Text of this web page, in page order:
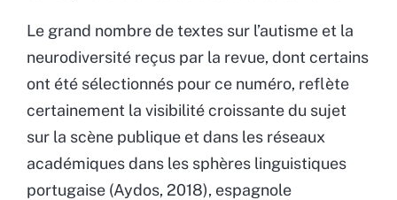
Le grand nombre de textes sur l’autisme et la
neurodiversité reçus par la revue, dont certains
ont été sélectionnés pour ce numéro, reflète
certainement la visibilité croissante du sujet
sur la scène publique et dans les réseaux
académiques dans les sphères linguistiques
portugaise (Aydos, 2018), espagnole